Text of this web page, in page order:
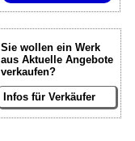
Sie wollen ein Werk
aus Aktuelle Angebote
verkaufen?
Infos für Verkäufer